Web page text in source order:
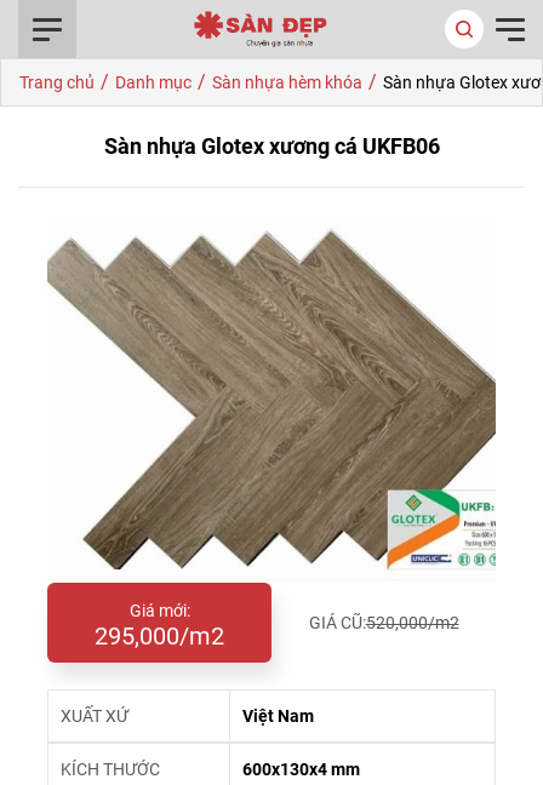
Trang chủ / Danh mục / Sàn nhựa hèm khóa / Sàn nhựa Glotex
Sàn nhựa Glotex xương cá UKFB06
Giá mới:
295,000/m2 GIÁ CŨ:520,000/m2
XUẤT XỨ Việt Nam
KÍCH THƯỚC 600x130x4 mm